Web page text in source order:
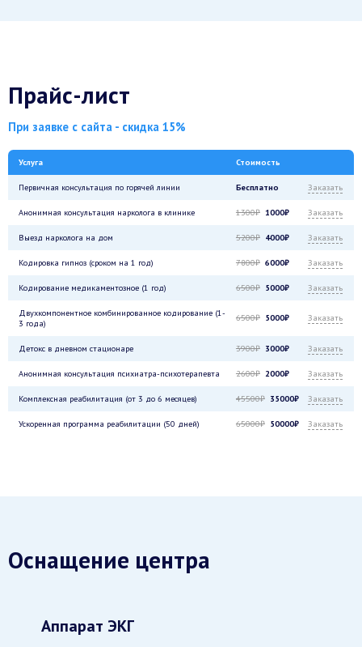
Прайс-лист
При заявке с сайта - скидка 15%
Услуга Стоимость
Первичная консультация по горячей линии Бесплатно Заказать
Анонимная консультация нарколога в клинике 1300₽ 1000₽ Заказать
Выезд нарколога на дом 5200₽ 4000₽ Заказать
Кодировка гипноз (сроком на 1 год) 7800₽ 6000₽ Заказать
Кодирование медикаментозное (1 год) 6500₽ 5000₽ Заказать
Двухкомпонентное комбинированное кодирование (1-
3 года)
6500₽ 5000₽ Заказать
Детокс в дневном стационаре 3900₽ 3000₽ Заказать
Анонимная консультация психиатра-психотерапевта 2600₽ 2000₽ Заказать
Комплексная реабилитация (от 3 до 6 месяцев) 45500₽ 35000₽ Заказать
Ускоренная программа реабилитации (50 дней) 65000₽ 50000₽ Заказать
Оснащение центра
Аппарат ЭКГ